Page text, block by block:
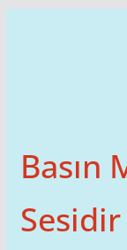
Basın
Sesidir